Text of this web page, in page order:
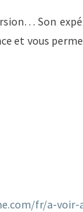
Son
et vous
fr/a-